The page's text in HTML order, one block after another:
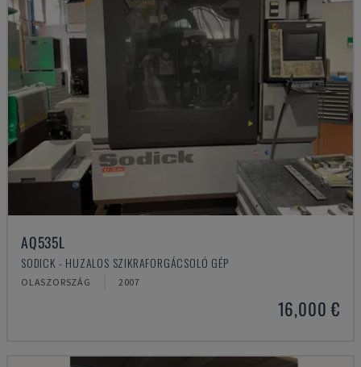
AQ535L
SODICK - HUZALOS SZIKRAFORGÁCSOLÓ GÉP
OLASZORSZÁG 2007
16,000 €